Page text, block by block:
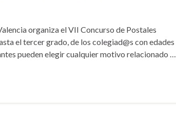
organiza el VII Concurso de Postales
el tercer grado, de los colegiad@s con edades
pueden elegir cualquier motivo relacionado …